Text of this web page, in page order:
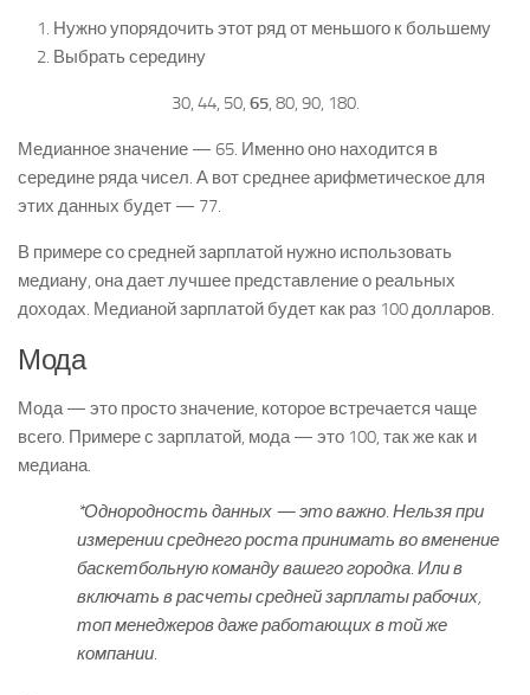
Нужно упорядочить этот ряд от меньшого к большему
Выбрать середину
30, 44, 50, 65, 80, 90, 180.
Медианное значение — 65. Именно оно находится в
середине ряда чисел. А вот среднее арифметическое для
этих данных будет — 77.
В примере со средней зарплатой нужно использовать
медиану, она дает лучшее представление о реальных
доходах. Медианой зарплатой будет как раз 100 долларов.
Мода
Мода — это просто значение, которое встречается чаще
всего. Примере с зарплатой, мода — это 100, так же как и
медиана.
*Однородность данных — это важно. Нельзя при
измерении среднего роста принимать во вменение
баскетбольную команду вашего городка. Или в
включать в расчеты средней зарплаты рабочих,
топ менеджеров даже работающих в той же
компании.